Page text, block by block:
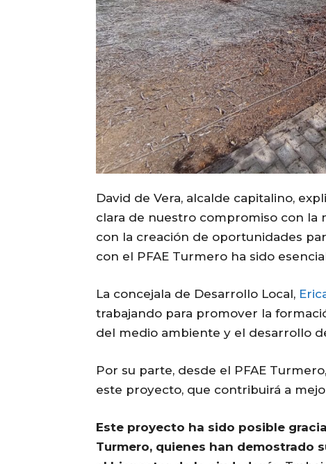
David de Vera, alcalde capitalino,
clara de nuestro compromiso con la
con la creación de oportunidades
con el PFAE Turmero ha sido
La concejala de Desarrollo Local,
trabajando para promover la
del medio ambiente y el desarrollo
Por su parte, desde el PFAE
este proyecto, que contribuirá a
Este proyecto ha sido posible
Turmero, quienes han demostrado